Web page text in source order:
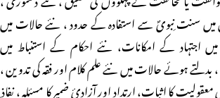
سنت ِنبویؐ سے استفادہ کے حدود ، نئے حالات میں
اجتہاد کے امکانات، نئے احکام کے استنباط میں
ہوئے حالات میں نئے علم کلام اور فقہ کی تدوین ،
کا اثبات، ارتداد اور آزادیٔ ضمیر کا مسئلہ ، نفاذ